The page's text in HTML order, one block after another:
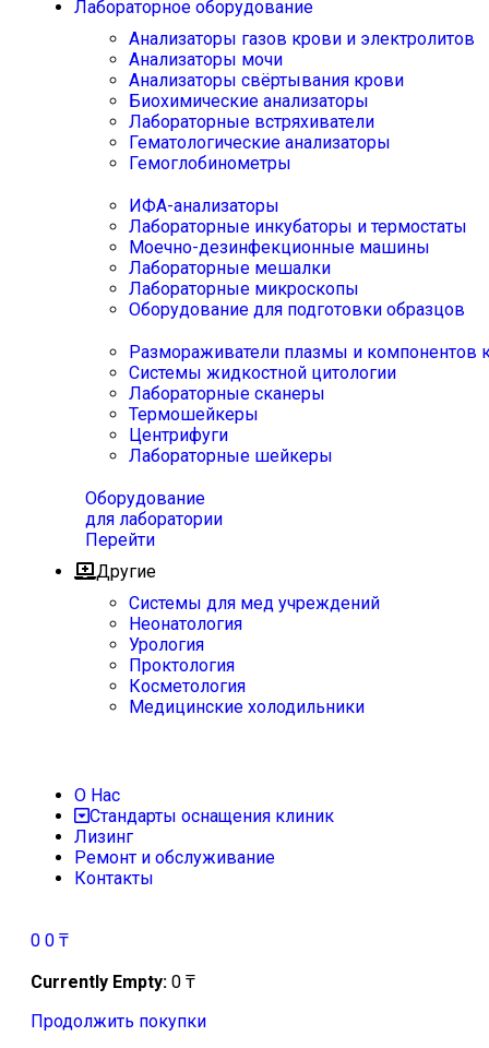
Лабораторное оборудование
Анализаторы газов крови и электролитов
Анализаторы мочи
Анализаторы свёртывания крови
Биохимические анализаторы
Лабораторные встряхиватели
Гематологические анализаторы
Гемоглобинометры
ИФА-анализаторы
Лабораторные инкубаторы и термостаты
Моечно-дезинфекционные машины
Лабораторные мешалки
Лабораторные микроскопы
Оборудование для подготовки образцов
Размораживатели плазмы и компонентов
Системы жидкостной цитологии
Лабораторные сканеры
Термошейкеры
Центрифуги
Лабораторные шейкеры
Оборудование
для лаборатории
Перейти
Другие
Системы для мед учреждений
Неонатология
Урология
Проктология
Косметология
Медицинские холодильники
О Нас
Стандарты оснащения клиник
Лизинг
Ремонт и обслуживание
Контакты
0 0 ₸
Currently Empty: 0 ₸
Продолжить покупки